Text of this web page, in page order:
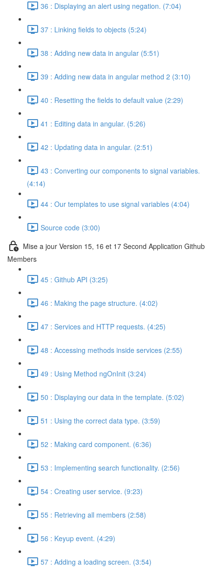
36 : Displaying an alert using negation. (7:04)
37 : Linking fields to objects (5:24)
38 : Adding new data in angular (5:51)
39 : Adding new data in angular method 2 (3:10)
40 : Resetting the fields to default value (2:29)
41 : Editing data in angular. (5:26)
42 : Updating data in angular. (2:51)
43 : Converting our components to signal variables.
(4:14)
44 : Our templates to use signal variables (4:04)
Source code (3:00)
Mise a jour Version 15, 16 et 17 Second Application Github
Members
45 : Github API (3:25)
46 : Making the page structure. (4:02)
47 : Services and HTTP requests. (4:25)
48 : Accessing methods inside services (2:55)
49 : Using Method ngOnInit (3:24)
50 : Displaying our data in the template. (5:02)
51 : Using the correct data type. (3:59)
52 : Making card component. (6:36)
53 : Implementing search functionality. (2:56)
54 : Creating user service. (9:23)
55 : Retrieving all members (2:58)
56 : Keyup event. (4:29)
57 : Adding a loading screen. (3:54)